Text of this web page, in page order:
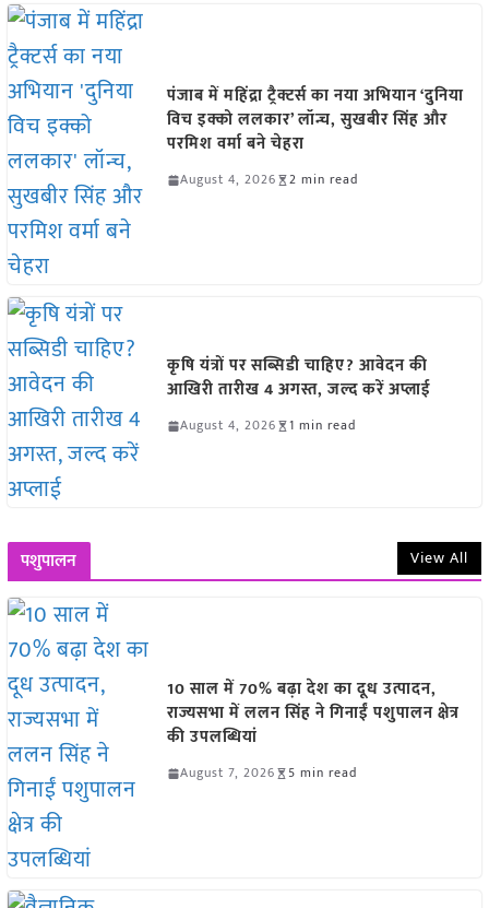
पंजाब में महिंद्रा ट्रैक्टर्स का नया अभियान ‘दुनिया
विच इक्को ललकार’ लॉन्च, सुखबीर सिंह और
परमिश वर्मा बने चेहरा
August 4, 2026 2 min read
कृषि यंत्रों पर सब्सिडी चाहिए? आवेदन की
आखिरी तारीख 4 अगस्त, जल्द करें अप्लाई
August 4, 2026 1 min read
पशुपालन View All
10 साल में 70% बढ़ा देश का दूध उत्पादन,
राज्यसभा में ललन सिंह ने गिनाईं पशुपालन क्षेत्र
की उपलब्धियां
August 7, 2026 5 min read